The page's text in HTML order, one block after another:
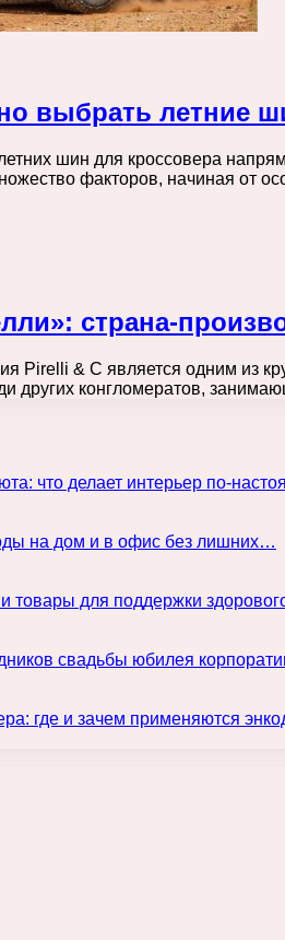
выбрать летние
шин для кроссовера
факторов, начиная от
страна-
Pirelli & C является одним из
других конгломератов,
что делает интерьер по-
на дом и в офис без лишних…
товары для поддержки
свадьбы юбилея
где и зачем применяются